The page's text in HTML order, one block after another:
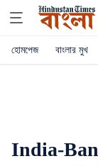
হোমপেজ বাংলার মুখ
India-